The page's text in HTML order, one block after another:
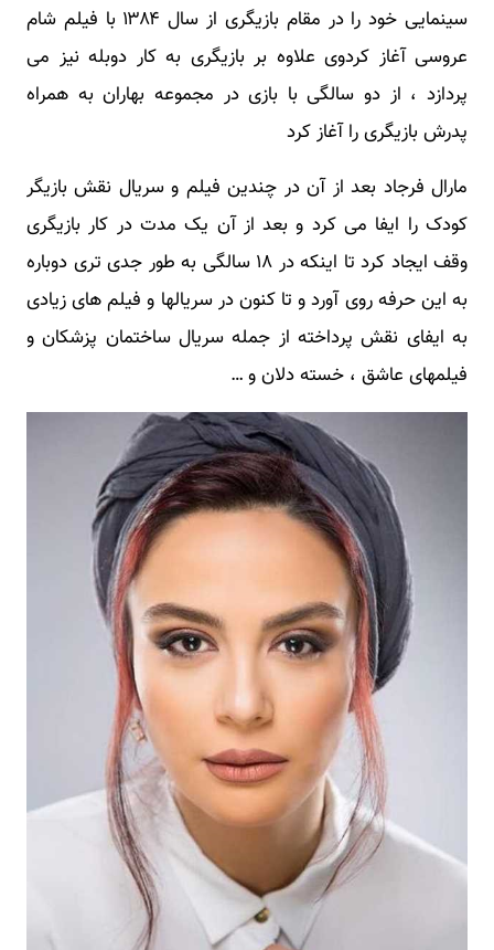
سینمایی خود را در مقام بازیگری از سال ۱۳۸۴ با فیلم شام
عروسی آغاز کردوی علاوه بر بازیگری به کار دوبله نیز می
پردازد ، از دو سالگی با بازی در مجموعه بهاران به همراه
پدرش بازیگری را آغاز کرد
مارال فرجاد بعد از آن در چندین فیلم و سریال نقش بازیگر
کودک را ایفا می کرد و بعد از آن یک مدت در کار بازیگری
وقف ایجاد کرد تا اینکه در ۱۸ سالگی به طور جدی تری دوباره
به این حرفه روی آورد و تا کنون در سریالها و فیلم های زیادی
به ایفای نقش پرداخته از جمله سریال ساختمان پزشکان و
فیلمهای عاشق ، خسته دلان و …